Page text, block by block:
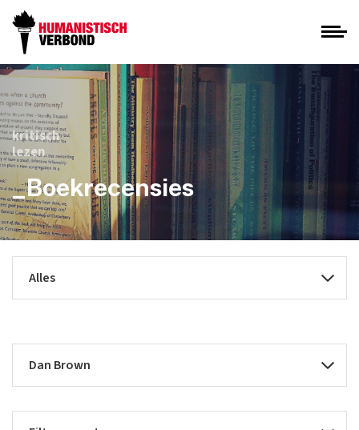
kritisch
lezen
_Boekrecensies